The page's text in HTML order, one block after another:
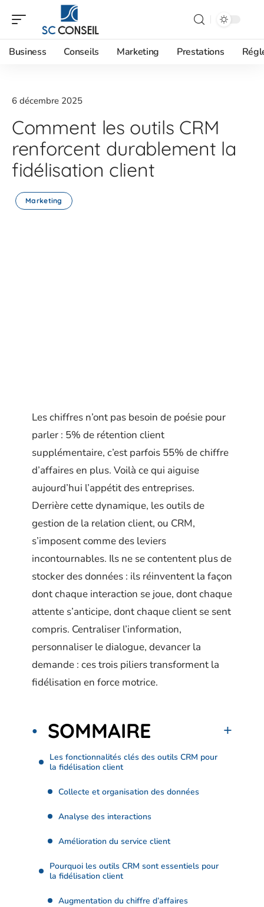
Business Conseils Marketing Prestations
6 décembre 2025
Comment les outils CRM
renforcent durablement la
fidélisation client
Marketing
Les chiffres n’ont pas besoin de poésie pour
parler : 5% de rétention client
supplémentaire, c’est parfois 55% de chiffre
d’affaires en plus. Voilà ce qui aiguise
aujourd’hui l’appétit des entreprises.
Derrière cette dynamique, les outils de
gestion de la relation client, ou CRM,
s’imposent comme des leviers
incontournables. Ils ne se contentent plus de
stocker des données : ils réinventent la façon
dont chaque interaction se joue, dont chaque
attente s’anticipe, dont chaque client se sent
compris. Centraliser l’information,
personnaliser le dialogue, devancer la
demande : ces trois piliers transforment la
fidélisation en force motrice.
SOMMAIRE
Les fonctionnalités clés des outils CRM pour
la fidélisation client
Collecte et organisation des données
Analyse des interactions
Amélioration du service client
Pourquoi les outils CRM sont essentiels pour
la fidélisation client
Augmentation du chiffre d’affaires